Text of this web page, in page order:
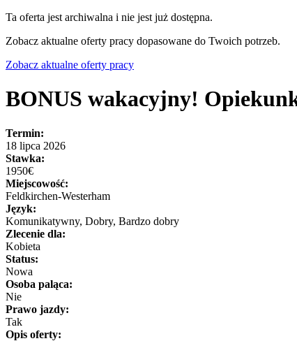
Ta oferta jest archiwalna i nie jest już dostępna.
Zobacz aktualne oferty pracy dopasowane do Twoich potrzeb.
Zobacz aktualne oferty pracy
BONUS wakacyjny!
Termin:
18 lipca 2026
Stawka:
1950€
Miejscowość:
Feldkirchen-Westerham
Język:
Komunikatywny, Dobry, Bardzo dobry
Zlecenie dla:
Kobieta
Status:
Nowa
Osoba paląca:
Nie
Prawo jazdy:
Tak
Opis oferty: